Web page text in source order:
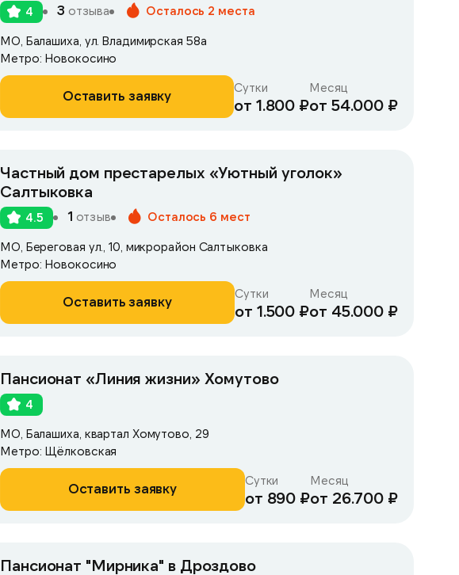
4 3 отзыва Осталось 2 места
МО, Балашиха, ул. Владимирская 58а
Метро: Новокосино
Оставить заявку Сутки
от 1.800 ₽
Месяц
от 54.000 ₽
Частный дом престарелых «Уютный уголок»
Салтыковка
4.5 1 отзыв Осталось 6 мест
МО, Береговая ул., 10, микрорайон Салтыковка
Метро: Новокосино
Оставить заявку Сутки
от 1.500 ₽
Месяц
от 45.000 ₽
Пансионат «Линия жизни» Хомутово
4
МО, Балашиха, квартал Хомутово, 29
Метро: Щёлковская
Оставить заявку Сутки
от 890 ₽
Месяц
от 26.700 ₽
Пансионат "Мирника" в Дроздово